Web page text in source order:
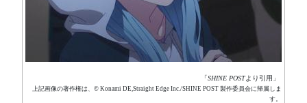
「SHINE POSTより引用」
上記画像の著作権は、© Konami DE,Straight Edge Inc./SHINE POST 製作委員会に帰属しま
す。